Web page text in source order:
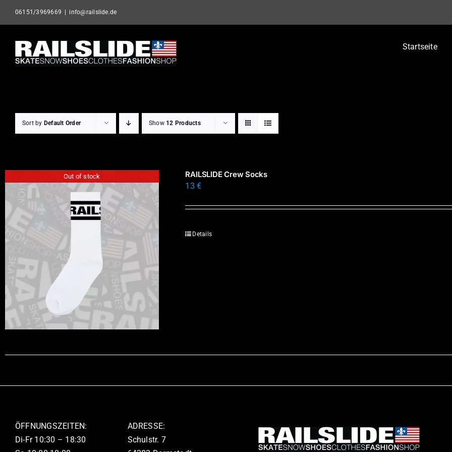
06151/3969669 info@railslide.de
Startseite
Sort by Default Order Show 12 Products
Out of stock
RAILSLIDE Crew Socks
13€
Details
ÖFFNUNGSZEITEN:
Di-Fr 10:30 – 18:30
ADRESSE:
Schulstr. 7